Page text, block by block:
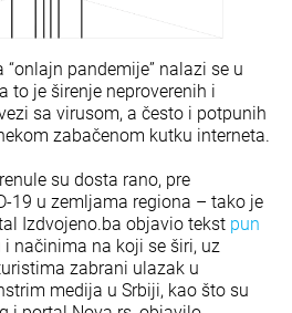
pandemije” nalazi se u
to je širenje neproverenih i
sa virusom, a često i potpunih
zabačenom kutku interneta.
su dosta rano, pre
19 u zemljama regiona – tako je
Izdvojeno.ba objavio tekst pun
i načinima na koji se širi, uz
zabrani ulazak u
medija u Srbiji, kao što su